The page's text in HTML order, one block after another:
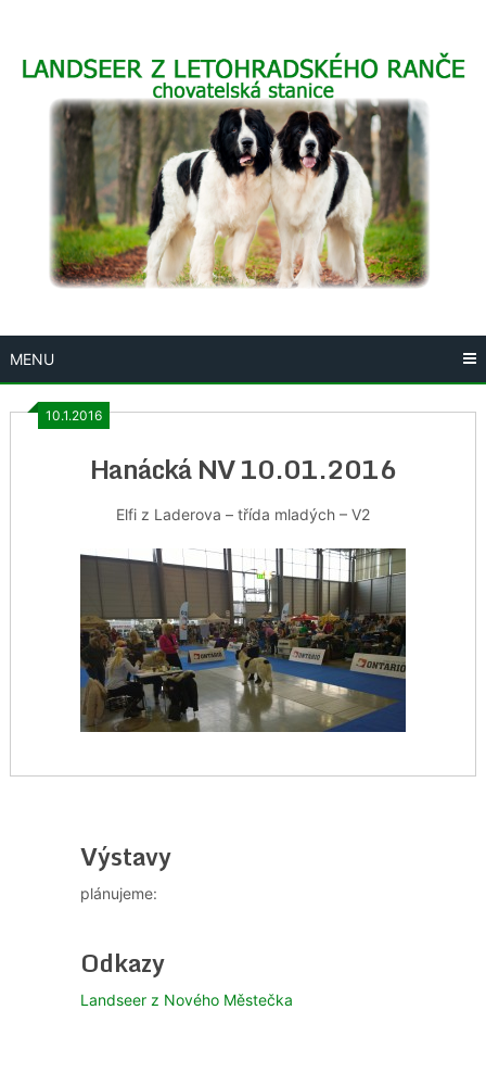
content
MENU
10.1.2016
Hanácká NV 10.01.2016
Elfi z Laderova – třída mladých – V2
Výstavy
plánujeme:
Odkazy
Landseer z Nového Městečka